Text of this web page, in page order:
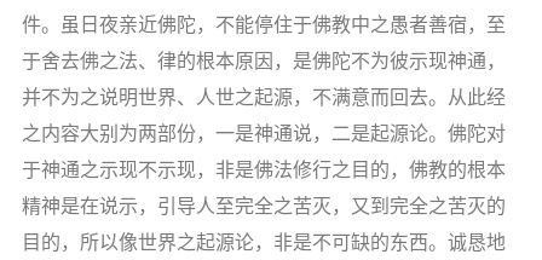
法音宣流
弘法书籍
助印功德
弘法活动
件。虽日夜亲近佛陀，不能停住于佛教中之愚者善宿，至
于舍去佛之法、律的根本原因，是佛陀不为彼示现神通，
并不为之说明世界、人世之起源，不满意而回去。从此经
之内容大别为两部份，一是神通说，二是起源论。佛陀对
于神通之示现不示现，非是佛法修行之目的，佛教的根本
精神是在说示，引导人至完全之苦灭，又到完全之苦灭的
目的，所以像世界之起源论，非是不可缺的东西。诚恳地